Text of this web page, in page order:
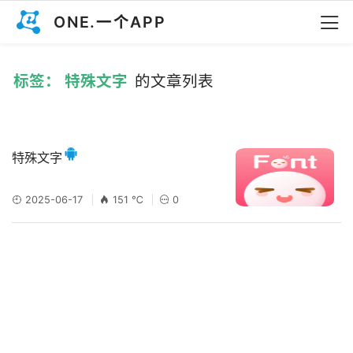
ONE.一个APP
标签： 特殊文字 的文章列表
特殊文字
2025-06-17 151 ℃ 0